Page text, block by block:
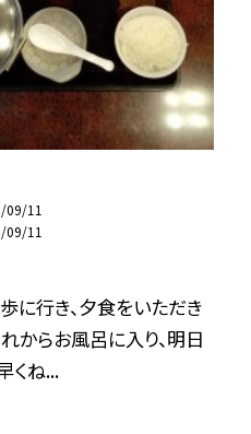
09/11
09/11
に行き、夕食をいただき
れからお風呂に入り、明日
くね...